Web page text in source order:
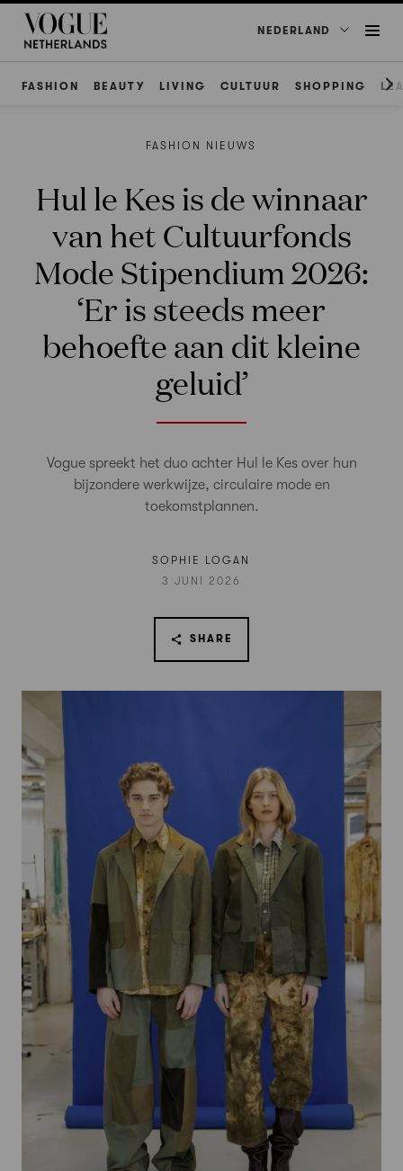
NEDERLAND
FASHION BEAUTY LIVING CULTUUR SHOPPING
FASHION NIEUWS
Hul le Kes is de winnaar
van het Cultuurfonds
Mode Stipendium 2026:
‘Er is steeds meer
behoefte aan dit kleine
geluid’
Vogue spreekt het duo achter Hul le Kes over hun
bijzondere werkwijze, circulaire mode en
toekomstplannen.
SOPHIE LOGAN
3 JUNI 2026
SHARE